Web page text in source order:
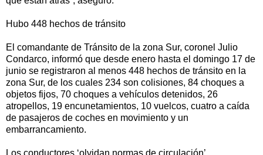
Hubo 448 hechos de tránsito
El comandante de Tránsito de la zona Sur, coronel Julio
Condarco, informó que desde enero hasta el domingo 17 de
junio se registraron al menos 448 hechos de tránsito en la
zona Sur, de los cuales 234 son colisiones, 84 choques a
objetos fijos, 70 choques a vehículos detenidos, 26
atropellos, 19 encunetamientos, 10 vuelcos, cuatro a caída
de pasajeros de coches en movimiento y un
embarrancamiento.
Los conductores ‘olvidan normas de circulación’